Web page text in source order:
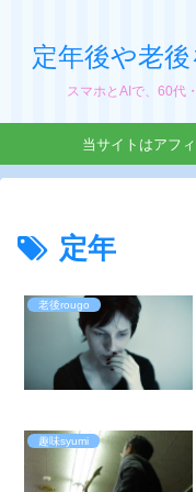
定年後や老
スマホとAIで、60代
当サイトはアフ
定年
老後rougo
趣味syumi